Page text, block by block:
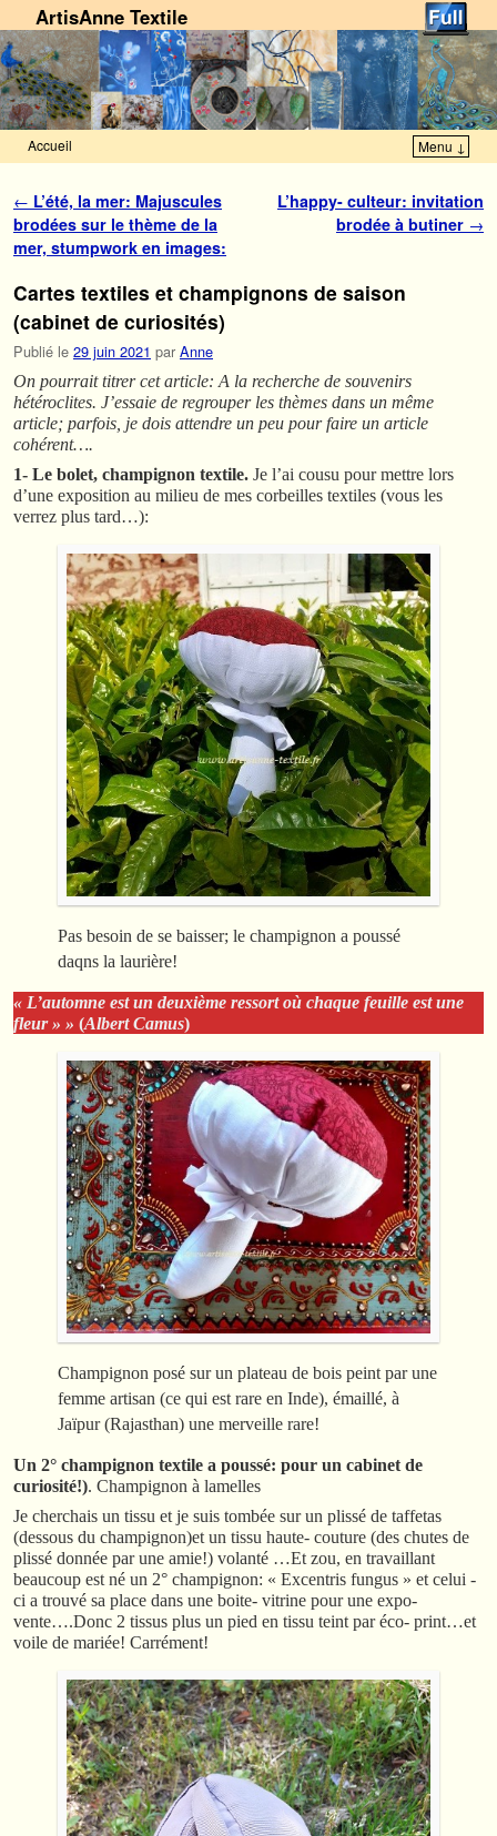
ArtisAnne Textile
Accueil Menu ↓
Navigation des articles
← L’été, la mer: Majuscules
brodées sur le thème de la
mer, stumpwork en images:
L’happy- culteur: invitation
brodée à butiner →
Cartes textiles et champignons de saison
(cabinet de curiosités)
Publié le 29 juin 2021 par Anne
On pourrait titrer cet article: A la recherche de souvenirs
hétéroclites. J’essaie de regrouper les thèmes dans un même
article; parfois, je dois attendre un peu pour faire un article
cohérent….
1- Le bolet, champignon textile. Je l’ai cousu pour mettre lors
d’une exposition au milieu de mes corbeilles textiles (vous les
verrez plus tard…):
Pas besoin de se baisser; le champignon a poussé
daqns la laurière!
« L’automne est un deuxième ressort où chaque feuille est une
fleur » » (Albert Camus)
Champignon posé sur un plateau de bois peint par une
femme artisan (ce qui est rare en Inde), émaillé, à
Jaïpur (Rajasthan) une merveille rare!
Un 2° champignon textile a poussé: pour un cabinet de
curiosité!). Champignon à lamelles
Je cherchais un tissu et je suis tombée sur un plissé de taffetas
(dessous du champignon)et un tissu haute- couture (des chutes de
plissé donnée par une amie!) volanté …Et zou, en travaillant
beaucoup est né un 2° champignon: « Excentris fungus » et celui -
ci a trouvé sa place dans une boite- vitrine pour une expo-
vente….Donc 2 tissus plus un pied en tissu teint par éco- print…et
voile de mariée! Carrément!